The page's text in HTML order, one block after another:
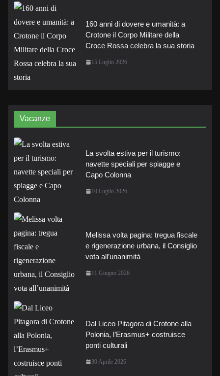
160 anni di dovere e umanità: a
Crotone il Corpo Militare della
Croce Rossa celebra la sua storia
15 Luglio 2026
Vacanze
La svolta estiva per il turismo:
navette speciali per spiagge e
Capo Colonna
10 Luglio 2026
Melissa volta pagina: tregua fiscale
e rigenerazione urbana, il Consiglio
vota all’unanimità
11 Giugno 2026
Dal Liceo Pitagora di Crotone alla
Polonia, l’Erasmus+ costruisce
ponti culturali
30 Aprile 2026